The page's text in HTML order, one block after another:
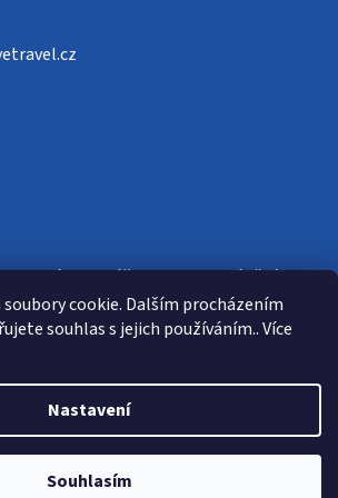
cookie. Dalším procházením
souhlas s jejich používáním.. Více
Nastavení
Souhlasím
kancelář - cesty za potápěním
Shoptet |mime digital
E-dive. Všechna práva vyhrazena.